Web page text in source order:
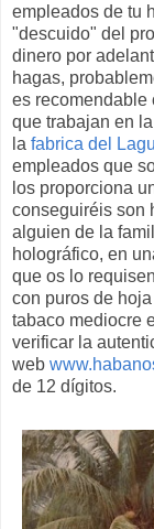
empleados de tu
"descuido" del
dinero por
hagas,
es recomendable
que trabajan en
la fabrica del
empleados que
los proporciona
conseguiréis son
alguien de la
holográfico, en
que os lo
con puros de
tabaco mediocre
verificar la
web
de 12 dígitos.